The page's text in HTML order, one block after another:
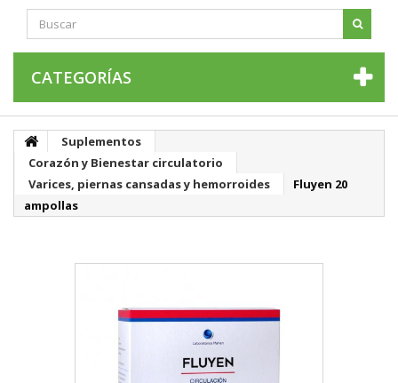
CATEGORÍAS
Suplementos
Corazón y Bienestar circulatorio
Varices, piernas cansadas y hemorroides
Fluyen 20
ampollas